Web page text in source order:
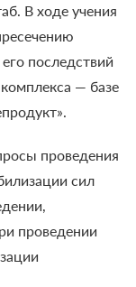
В ходе учения
последствий
— базе
проведения
сил
проведении